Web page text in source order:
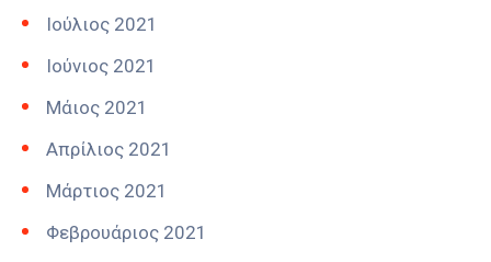
Ιούλιος 2021
Ιούνιος 2021
Μάιος 2021
Απρίλιος 2021
Μάρτιος 2021
Φεβρουάριος 2021